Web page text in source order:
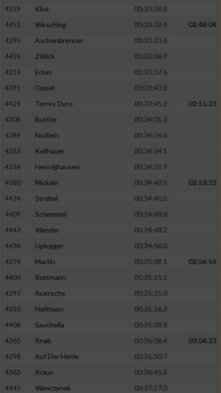
4359 Klus
00:33:26.8
4451
Wirsching 00:33:32.4
02:48:04
4295
Aschenbrenner
00:33:33.6
4455
Zöllick
00:33:36.9
4314
Ecker
00:33:37.6
4391
Oppel
00:33:43.8
4429
Torres Duro 00:33:45.2
02:51:23
4308
Buttler
00:34:01.3
4389
Nüßlein
00:34:26.8
4353
Keilhauer
00:34:34.1
4336
Hennighausen
00:34:35.9
4380
Mickain 00:34:40.5
02:53:53
4424
Strobel
00:34:40.5
4409
Schemmel
00:34:48.0
4443
Wander
00:34:48.2
4434
Uplegger
00:34:56.0
4374
Martin 00:35:09.1
02:56:54
4404
Rottmann
00:35:15.1
4297
Auerochs
00:35:25.0
4333
Heilmann
00:35:26.3
4406
Sauchella
00:35:38.8
4361
Knab 00:36:06.4
03:04:23
4298
Auf Der Heide
00:36:30.7
4363
Kraus
00:36:45.8
4445
Wawrzynek
00:37:27.0